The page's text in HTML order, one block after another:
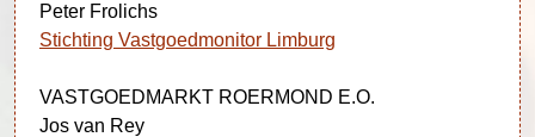
Peter Frolichs
Stichting Vastgoedmonitor Limburg
VASTGOEDMARKT ROERMOND E.O.
Jos van Rey